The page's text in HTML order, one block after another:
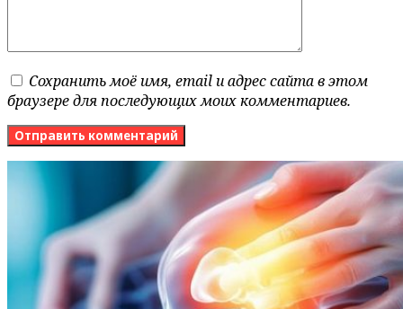
Сохранить моё имя, email и адрес сайта в этом
браузере для последующих моих комментариев.